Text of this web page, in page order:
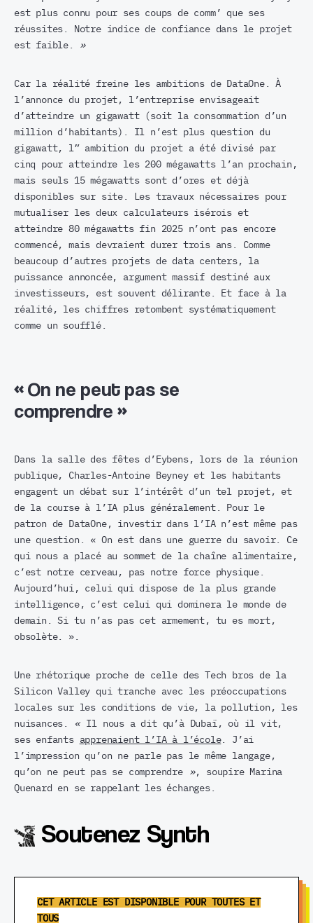
est plus connu pour ses coups de comm’ que ses
réussites. Notre indice de confiance dans le projet
est faible. »
Car la réalité freine les ambitions de DataOne. À
l’annonce du projet, l’entreprise envisageait
d’atteindre un gigawatt (soit la consommation d’un
million d’habitants). Il n’est plus question du
gigawatt, l” ambition du projet a été divisé par
cinq pour atteindre les 200 mégawatts l’an prochain,
mais seuls 15 mégawatts sont d’ores et déjà
disponibles sur site. Les travaux nécessaires pour
mutualiser les deux calculateurs isérois et
atteindre 80 mégawatts fin 2025 n’ont pas encore
commencé, mais devraient durer trois ans. Comme
beaucoup d’autres projets de data centers, la
puissance annoncée, argument massif destiné aux
investisseurs, est souvent délirante. Et face à la
réalité, les chiffres retombent systématiquement
comme un soufflé.
«On ne peut pas se
comprendre»
Dans la salle des fêtes d’Eybens, lors de la réunion
publique, Charles-Antoine Beyney et les habitants
engagent un débat sur l’intérêt d’un tel projet, et
de la course à l’IA plus généralement. Pour le
patron de DataOne, investir dans l’IA n’est même pas
une question. « On est dans une guerre du savoir. Ce
qui nous a placé au sommet de la chaîne alimentaire,
c’est notre cerveau, pas notre force physique.
Aujourd’hui, celui qui dispose de la plus grande
intelligence, c’est celui qui dominera le monde de
demain. Si tu n’as pas cet armement, tu es mort,
obsolète. ».
Une rhétorique proche de celle des Tech bros de la
Silicon Valley qui tranche avec les préoccupations
locales sur les conditions de vie, la pollution, les
nuisances.
« Il nous a dit qu’à Dubaï, où il vit,
ses enfants apprenaient l’IA à l’école. J’ai
l’impression qu’on ne parle pas le même langage,
qu’on ne peut pas se comprendre», soupire Marina
Quenard en se rappelant les échanges.
Soutenez Synth
CET ARTICLE EST DISPONIBLE POUR TOUTES ET
TOUS